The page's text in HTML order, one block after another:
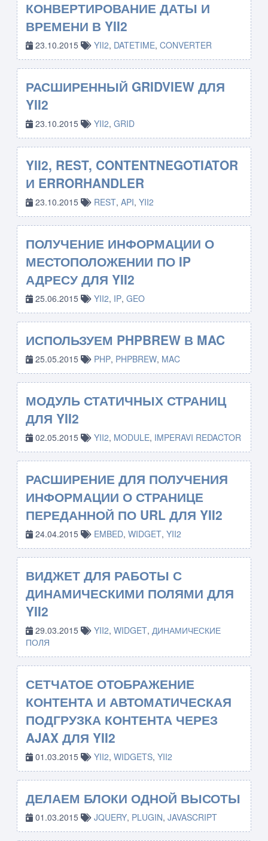
КОНВЕРТИРОВАНИЕ ДАТЫ И
ВРЕМЕНИ В YII2
23.10.2015 YII2, DATETIME, CONVERTER
РАСШИРЕННЫЙ GRIDVIEW ДЛЯ
YII2
23.10.2015 YII2, GRID
YII2, REST, CONTENTNEGOTIATOR
И ERRORHANDLER
23.10.2015 REST, API, YII2
ПОЛУЧЕНИЕ ИНФОРМАЦИИ О
МЕСТОПОЛОЖЕНИИ ПО IP
АДРЕСУ ДЛЯ YII2
25.06.2015 YII2, IP, GEO
ИСПОЛЬЗУЕМ PHPBREW В MAC
25.05.2015 PHP, PHPBREW, MAC
МОДУЛЬ СТАТИЧНЫХ СТРАНИЦ
ДЛЯ YII2
02.05.2015 YII2, MODULE, IMPERAVI REDACTOR
РАСШИРЕНИЕ ДЛЯ ПОЛУЧЕНИЯ
ИНФОРМАЦИИ О СТРАНИЦЕ
ПЕРЕДАННОЙ ПО URL ДЛЯ YII2
24.04.2015 EMBED, WIDGET, YII2
ВИДЖЕТ ДЛЯ РАБОТЫ С
ДИНАМИЧЕСКИМИ ПОЛЯМИ ДЛЯ
YII2
29.03.2015 YII2, WIDGET, ДИНАМИЧЕСКИЕ
ПОЛЯ
СЕТЧАТОЕ ОТОБРАЖЕНИЕ
КОНТЕНТА И АВТОМАТИЧЕСКАЯ
ПОДГРУЗКА КОНТЕНТА ЧЕРЕЗ
AJAX ДЛЯ YII2
01.03.2015 YII2, WIDGETS, YII2
ДЕЛАЕМ БЛОКИ ОДНОЙ ВЫСОТЫ
01.03.2015 JQUERY, PLUGIN, JAVASCRIPT